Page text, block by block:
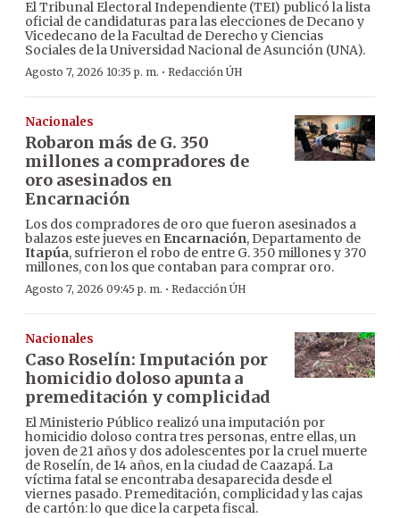
El Tribunal Electoral Independiente (TEI) publicó la lista
oficial de candidaturas para las elecciones de Decano y
Vicedecano de la Facultad de Derecho y Ciencias
Sociales de la Universidad Nacional de Asunción (UNA).
Agosto 7, 2026 10:35 p. m. · Redacción ÚH
Nacionales
Robaron más de G. 350
millones a compradores de
oro asesinados en
Encarnación
Los dos compradores de oro que fueron asesinados a
balazos este jueves en Encarnación, Departamento de
Itapúa, sufrieron el robo de entre G. 350 millones y 370
millones, con los que contaban para comprar oro.
Agosto 7, 2026 09:45 p. m. · Redacción ÚH
Nacionales
Caso Roselín: Imputación por
homicidio doloso apunta a
premeditación y complicidad
El Ministerio Público realizó una imputación por
homicidio doloso contra tres personas, entre ellas, un
joven de 21 años y dos adolescentes por la cruel muerte
de Roselín, de 14 años, en la ciudad de Caazapá. La
víctima fatal se encontraba desaparecida desde el
viernes pasado. Premeditación, complicidad y las cajas
de cartón: lo que dice la carpeta fiscal.